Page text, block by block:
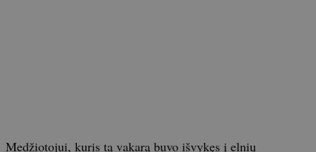
Medžiotojui, kuris tą vakarą buvo išvykęs į elnių